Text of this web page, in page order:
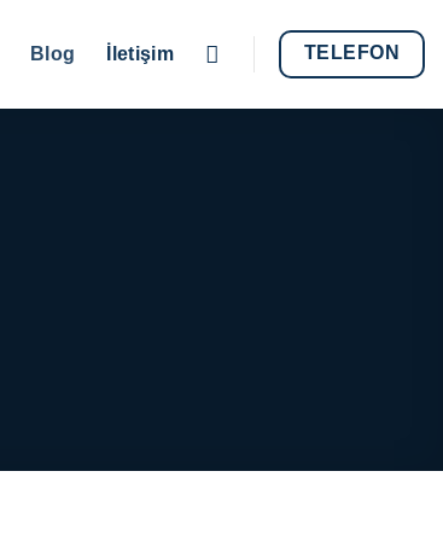
Blog İletişim TELEFON